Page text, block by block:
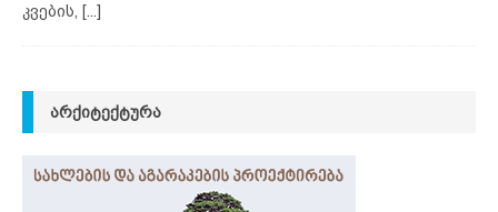
კვების,
[...]
ᲐᲠᲥᲘᲢᲔᲥᲢᲣᲠᲐ